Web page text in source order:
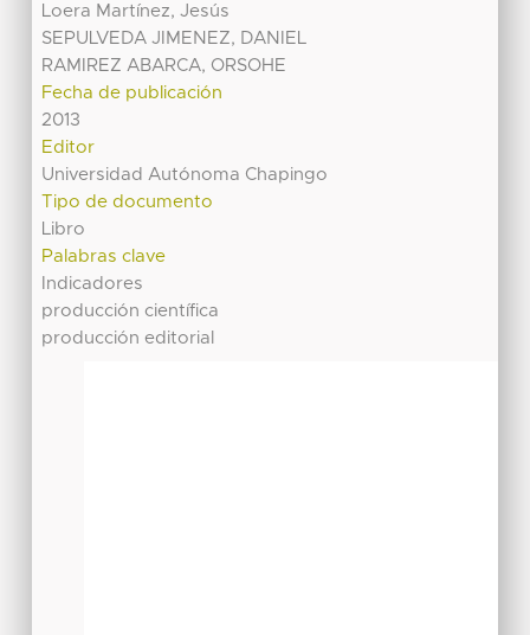
Loera Martínez, Jesús
SEPULVEDA JIMENEZ, DANIEL
RAMIREZ ABARCA, ORSOHE
Fecha de publicación
2013
Editor
Universidad Autónoma Chapingo
Tipo de documento
Libro
Palabras clave
Indicadores
producción científica
producción editorial